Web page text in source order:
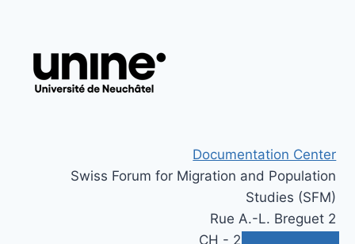
Documentation Center
Swiss Forum for Migration and Population
Studies (SFM)
Rue A.-L. Breguet 2
CH - 2000 Neuchâtel